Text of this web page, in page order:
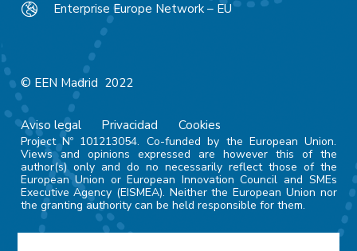
Enterprise Europe Network – EU
© EEN Madrid 2022
Aviso legal Privacidad Cookies
Project Nº 101213054. Co-funded by the European Union.
Views and opinions expressed are however this of the
author(s) only and do no necessarily reflect those of the
European Union or European Innovation Council and SMEs
Executive Agency (EISMEA). Neither the European Union nor
the granting authority can be held responsible for them.